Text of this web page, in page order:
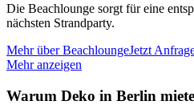
Die Beachlounge sorgt für eine
nächsten Strandparty.
Mehr über BeachloungeJetzt
Mehr anzeigen
Warum Deko in Berlin